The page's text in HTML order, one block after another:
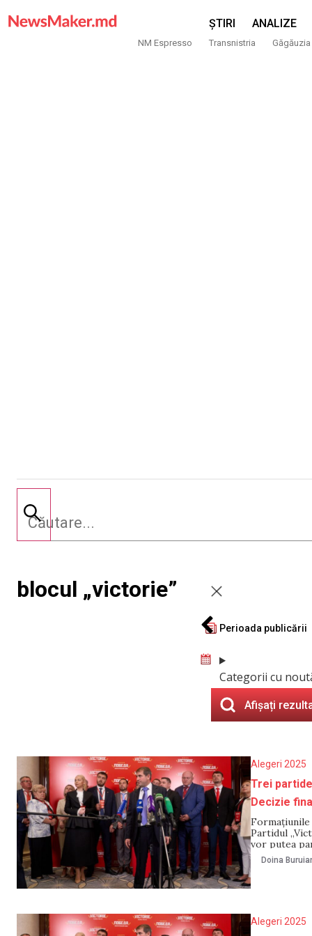
ȘTIRI ANALIZE
NM Espresso Transnistria Găgăuzia
blocul „victorie”
Perioada publicării
Categorii cu
Afișați
Alegeri 2025
Trei
Decizie
Formațiunile
Partidul
vor putea
Supremă
împotriva
Doina
Alegeri 2025